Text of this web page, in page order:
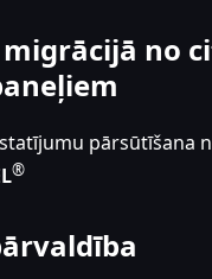
no
pārsūtīšana
®